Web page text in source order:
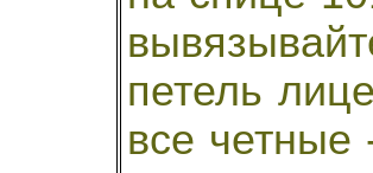
петель
все четные